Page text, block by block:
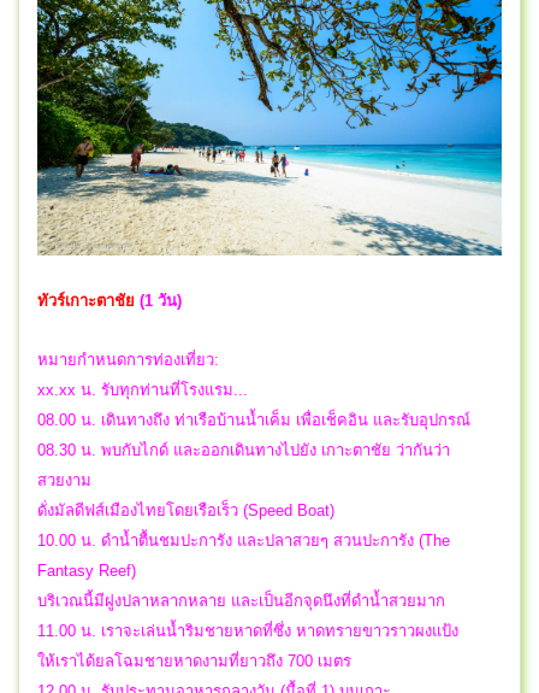
ทัวร์เกาะตาชัย (1 วัน)
หมายกำหนดการท่องเที่ยว:
xx.xx น. รับทุกท่านที่โรงแรม...
08.00 น. เดินทางถึง ท่าเรือบ้านน้ำเค็ม เพื่อเช็คอิน และรับอุปกรณ์
08.30 น. พบกับไกด์ และออกเดินทางไปยัง เกาะตาชัย ว่ากันว่า
สวยงาม
ดั่งมัลดีฟส์เมืองไทยโดยเรือเร็ว (Speed Boat)
10.00 น. ดำน้ำตื้นชมปะการัง และปลาสวยๆ สวนปะการัง (The
Fantasy Reef)
บริเวณนี้มีฝูงปลาหลากหลาย และเป็นอีกจุดนึงที่ดำน้ำสวยมาก
11.00 น. เราจะเล่นน้ำริมชายหาดที่ซึ่ง หาดทรายขาวราวผงแป้ง
ให้เราได้ยลโฉมชายหาดงามที่ยาวถึง 700 เมตร